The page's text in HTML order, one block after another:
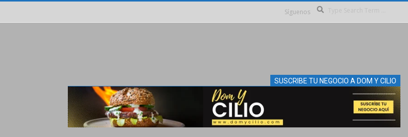
Síguenos
SUSCRIBE TU NEGOCIO A DOM Y CILIO